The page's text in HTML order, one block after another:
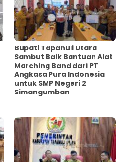
Bupati Tapanuli Utara
Sambut Baik Bantuan Alat
Marching Band dari PT
Angkasa Pura Indonesia
untuk SMP Negeri 2
Simangumban